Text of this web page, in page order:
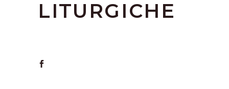
LITURGICHE